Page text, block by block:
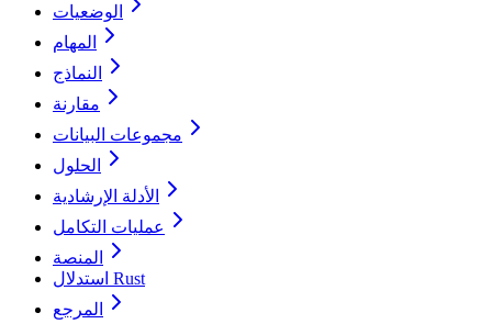
الوضعيات
المهام
النماذج
مقارنة
مجموعات البيانات
الحلول
الأدلة الإرشادية
عمليات التكامل
المنصة
استدلال Rust
المرجع